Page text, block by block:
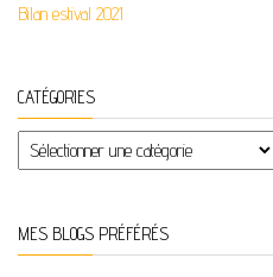
Bilan estival 2021
CATÉGORIES
Catégories
MES BLOGS PRÉFÉRÉS